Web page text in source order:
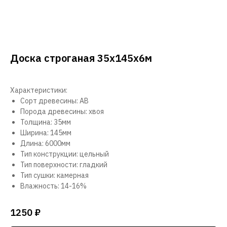
Доска строганая 35х145х6м
Характеристики:
Сорт древесины: АВ
Порода древесины: хвоя
Толщина: 35мм
Ширина: 145мм
Длина: 6000мм
Тип конструкции: цельный
Тип поверхности: гладкий
Тип сушки: камерная
Влажность: 14-16%
1250 ₽